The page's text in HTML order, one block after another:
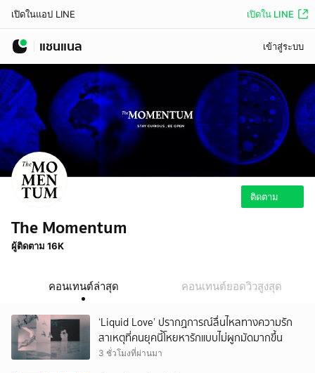
เปิดในแอป LINE เปิดใน LINE
แชนแนล เข้าสู่ระบบ
ติดตาม
The Momentum
ผู้ติดตาม 16K
คอนเทนต์ล่าสุด คอนเทนต์ยอดวิวสูงสุด
‘Liquid Love’ ปรากฏการณ์ลื่นไหลทางความรัก
สาเหตุที่คนยุคนี้โหยหารักแบบไม่ผูกมัดมากขึ้น
3 ชั่วโมงที่ผ่านมา